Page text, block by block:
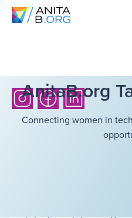
AnitaB.org
Connecting women in